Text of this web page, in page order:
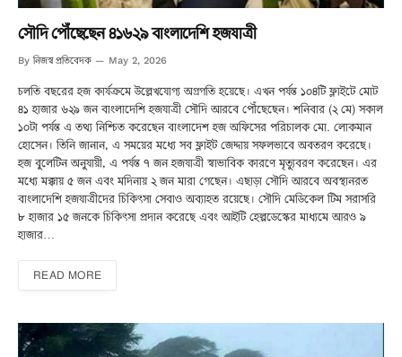
সৌদি পৌঁছেছেন ৪১৬২৯ বাংলাদেশি হজযাত্রী
By নিজস্ব প্রতিবেদক May 2, 2026
চলতি বছরের হজ কার্যক্রমে উল্লেখযোগ্য অগ্রগতি হয়েছে। এখন পর্যন্ত ১০৪টি ফ্লাইটে মোট
৪১ হাজার ৬২৯ জন বাংলাদেশি হজযাত্রী সৌদি আরবে পৌঁছেছেন। শনিবার (২ মে) সকাল
১০টা পর্যন্ত এ তথ্য নিশ্চিত করেছেন বাংলাদেশ হজ অফিসের পরিচালক মো. লোকমান
হোসেন। তিনি জানান, এ সময়ের মধ্যে সব ফ্লাইট জেদ্দায় সফলভাবে অবতরণ করেছে।
হজ বুলেটিন অনুযায়ী, এ পর্যন্ত ৭ জন হজযাত্রী স্বাভাবিক কারণে মৃত্যুবরণ করেছেন। এর
মধ্যে মক্কায় ৫ জন এবং মদিনায় ২ জন মারা গেছেন। এছাড়া সৌদি আরবে অবস্থানরত
বাংলাদেশি হজযাত্রীদের চিকিৎসা সেবাও অব্যাহত রয়েছে। সৌদি মেডিকেল টিম সরাসরি
৮ হাজার ১৫ জনকে চিকিৎসা প্রদান করেছে এবং আইটি হেল্পডেস্কের মাধ্যমে আরও ৯
হাজার…
READ MORE